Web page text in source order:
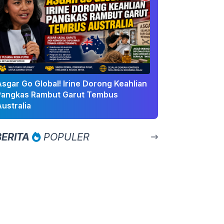
Go Global! Irine Dorong Keahlian
Rambut Garut Tembus
POPULER